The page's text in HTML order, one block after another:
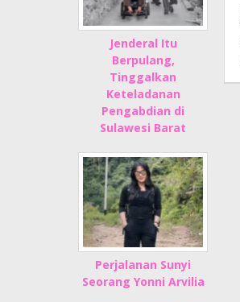
Jenderal Itu
Berpulang,
Tinggalkan
Keteladanan
Pengabdian di
Sulawesi Barat
Perjalanan Sunyi
Seorang Yonni Arvilia